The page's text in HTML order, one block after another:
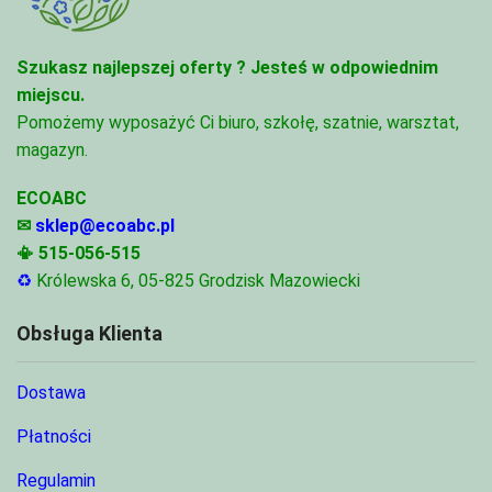
Szukasz najlepszej oferty ? Jesteś w odpowiednim
miejscu.
Pomożemy wyposażyć Ci biuro, szkołę, szatnie, warsztat,
magazyn.
ECOABC
✉ sklep@ecoabc.pl
📳 515-056-515
♻ Królewska 6, 05-825 Grodzisk Mazowiecki
Obsługa Klienta
Dostawa
Płatności
Regulamin